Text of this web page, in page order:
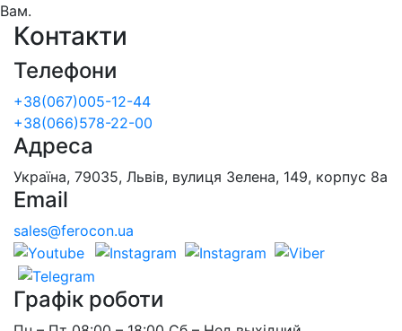
Вам.
Контакти
Телефони
+38(067)005-12-44
+38(066)578-22-00
Адреса
Україна, 79035, Львів, вулиця Зелена, 149, корпус 8а
Email
sales@ferocon.ua
Графік роботи